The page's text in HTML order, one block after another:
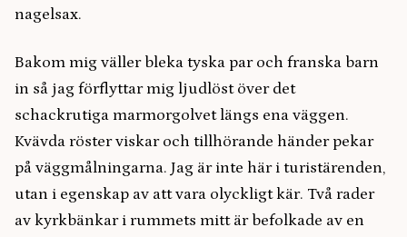
nagelsax.
Bakom mig väller bleka tyska par och franska barn
in så jag förflyttar mig ljudlöst över det
schackrutiga marmorgolvet längs ena väggen.
Kvävda röster viskar och tillhörande händer pekar
på väggmålningarna. Jag är inte här i turistärenden,
utan i egenskap av att vara olyckligt kär. Två rader
av kyrkbänkar i rummets mitt är befolkade av en